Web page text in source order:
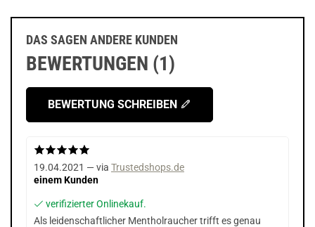
DAS SAGEN ANDERE KUNDEN
BEWERTUNGEN (1)
BEWERTUNG SCHREIBEN
19.04.2021 — via Trustedshops.de
einem Kunden
verifizierter Onlinekauf.
Als leidenschaftlicher Mentholraucher trifft es genau